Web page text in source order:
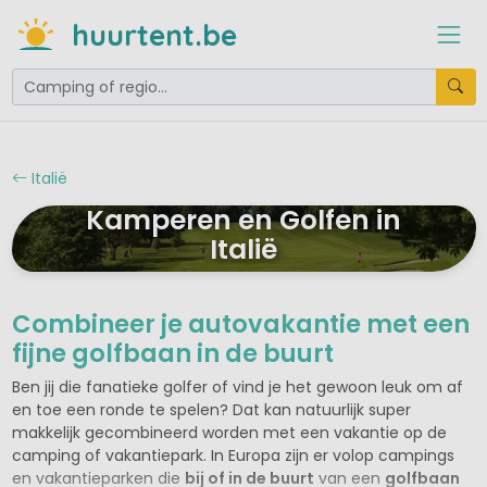
huurtent.be
Italië
Kamperen en Golfen in
Italië
Combineer je autovakantie met een
fijne golfbaan in de buurt
Ben jij die fanatieke golfer of vind je het gewoon leuk om af
en toe een ronde te spelen? Dat kan natuurlijk super
makkelijk gecombineerd worden met een vakantie op de
camping of vakantiepark. In Europa zijn er volop campings
en vakantieparken die bij of in de buurt van een golfbaan